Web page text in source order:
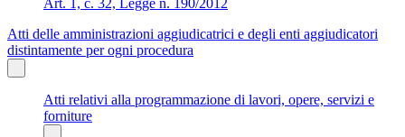
Atti delle amministrazioni aggiudicatrici e degli enti aggiudicatori
distintamente per ogni procedura
Atti relativi alla programmazione di lavori, opere, servizi e
forniture